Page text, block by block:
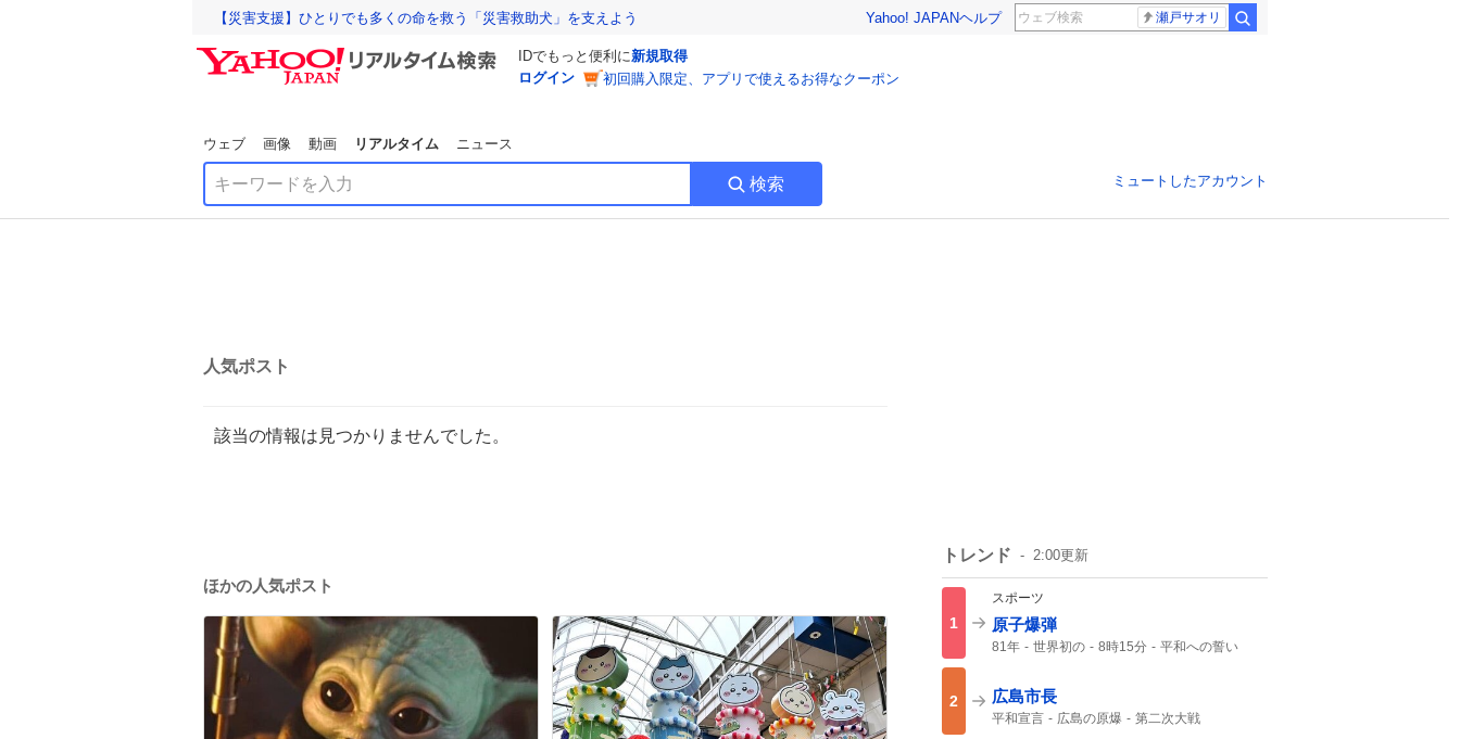
【災害支援】ひとりでも多くの命を救う「災害救助犬」を支えよう Yahoo! JAPANヘルプ 瀬戸サオリ
IDでもっと便利に新規取得
ログイン
初回購入限定、アプリで使えるお得なクーポン
ウェブ 画像 動画 リアルタイム ニュース
検索 ミュートしたアカウント
人気ポスト
該当の情報は見つかりませんでした。
ほかの人気ポスト
トレンド 2:00更新
1
スポーツ
原子爆弾
81年 世界初の 8時15分
平和への誓い
2 広島市長
平和宣言 広島の原爆
第二次大戦